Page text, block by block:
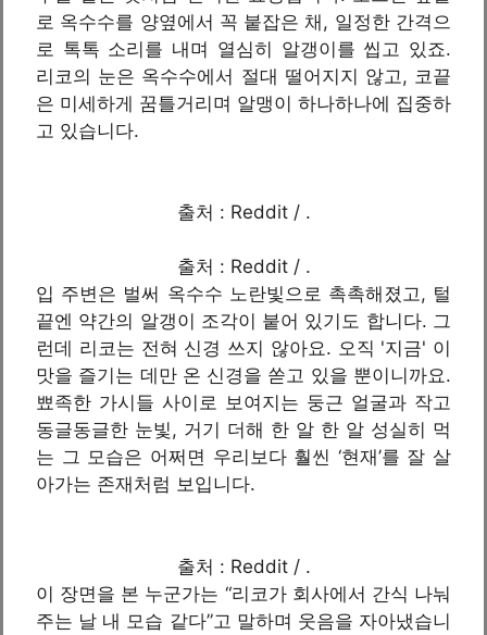
로 옥수수를 양옆에서 꼭 붙잡은 채, 일정한 간격으
로 톡톡 소리를 내며 열심히 알갱이를 씹고 있죠.
리코의 눈은 옥수수에서 절대 떨어지지 않고, 코끝
은 미세하게 꿈틀거리며 알맹이 하나하나에 집중하
고 있습니다.
출처 : Reddit / .
출처 : Reddit / .
입 주변은 벌써 옥수수 노란빛으로 촉촉해졌고, 털
끝엔 약간의 알갱이 조각이 붙어 있기도 합니다. 그
런데 리코는 전혀 신경 쓰지 않아요. 오직 '지금' 이
맛을 즐기는 데만 온 신경을 쏟고 있을 뿐이니까요.
뾰족한 가시들 사이로 보여지는 둥근 얼굴과 작고
동글동글한 눈빛, 거기 더해 한 알 한 알 성실히 먹
는 그 모습은 어쩌면 우리보다 훨씬 ‘현재’를 잘 살
아가는 존재처럼 보입니다.
출처 : Reddit / .
이 장면을 본 누군가는 “리코가 회사에서 간식 나눠
주는 날 내 모습 같다”고 말하며 웃음을 자아냈습니